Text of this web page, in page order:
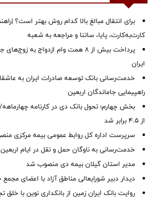
برای انتقال مبالغ بالا کدام روش بهتر است؟
کارت‌به‌کارت، پایا، ساتنا و مراجعه به شعبه
پرداخت بیش از ۸ همت وام ازدواج به
ایران
خدمت‌رسانی بانک توسعه صادرات ایران به
راهپیمایی جاماندگان اربعین
بخش چهارم؛ تحول بانک دی در کارنامه
از ۴.۵ برابر شد
سرپرست اداره کل روابط عمومی بیمه مرکزی
خدمت‌رسانی به ناوگان حمل و نقل در ایام
‌مدیر استان گیلان بیمه دی منصوب شد
دیدار دبیر شورایعالی مناطق آزاد با اعضای
روایت بانک ایران زمین از بانکداری نوین با خلق